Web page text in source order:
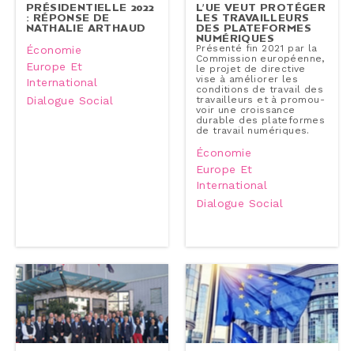
PRÉ­SI­DEN­TIELLE 2022
: RÉPONSE DE
NATHALIE ARTHAUD
Économie
Europe Et
International
Dialogue Social
L’UE VEUT PROTÉGER
LES TRA­VAILLEURS
DES PLA­TE­FORMES
NU­MÉ­RIQUES
Présenté fin 2021 par la
Com­mis­sion eu­ro­péenne,
le projet de directive
vise à améliorer les
condi­tions de travail des
tra­vailleurs et à pro­mou­
voir une crois­sance
durable des pla­te­formes
de travail nu­mé­riques.
Économie
Europe Et
International
Dialogue Social